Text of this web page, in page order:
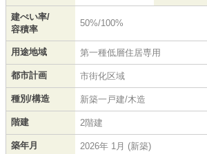
建ぺい率/
容積率
50%/100%
用途地域 第一種低層住居専用
都市計画 市街化区域
種別/構造 新築一戸建/木造
階建 2階建
築年月 2026年 1月 (新築)